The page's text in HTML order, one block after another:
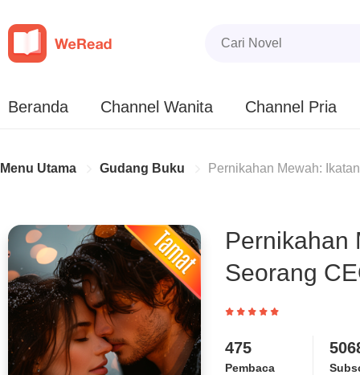
Beranda Channel Wanita Channel Pria
Menu Utama Gudang Buku Pernikahan Mewah:
Pernikahan
Seorang
475
Pembaca